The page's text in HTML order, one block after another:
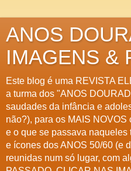
ANOS
IMAGENS &
Este blog é uma REVISTA
a turma dos "ANOS
saudades da infância e
não?), para os MAIS
e o que se passava
e ícones dos ANOS 50/60 (e
reunidas num só lugar, com